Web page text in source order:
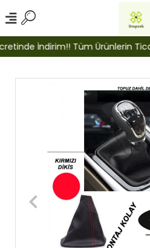
İndirim!! Tüm Ürünlerin